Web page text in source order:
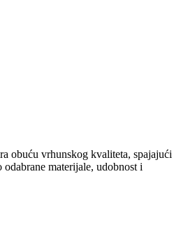
obuću vrhunskog kvaliteta, spajajući
materijale, udobnost i